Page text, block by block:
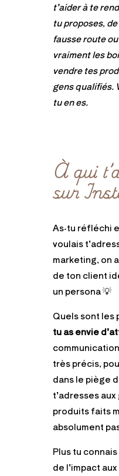
t’aider à te
tu proposes,
fausse route
vraiment les
vendre tes
gens qualifiés.
tu en es.
À qui
sur
As-tu réfléchi
voulais
marketing, on
de ton client
un persona💡
Quels sont les
tu as envie
très précis,
dans le piège
t’adresses
produits faits
absolument
Plus tu
de l’impact